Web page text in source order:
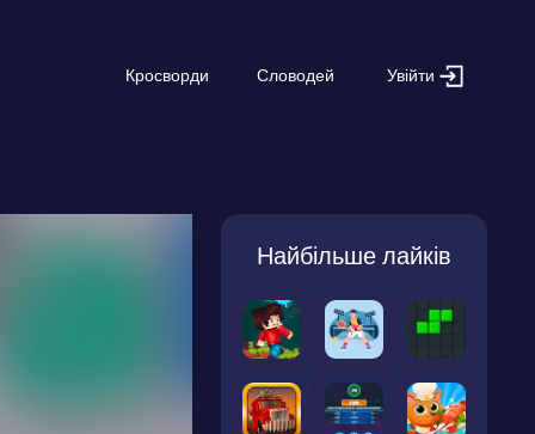
Кросворди Словодей Увійти
Найбільше лайків